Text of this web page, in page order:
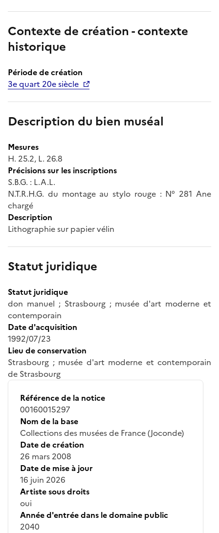
Contexte de création - contexte
historique
Période de création
3e quart 20e siècle
Description du bien muséal
Mesures
H. 25.2, L. 26.8
Précisions sur les inscriptions
S.B.G. : L.A.L.
N.T.R.H.G. du montage au stylo rouge : N° 281 Ane
chargé
Description
Lithographie sur papier vélin
Statut juridique
Statut juridique
don manuel ; Strasbourg ; musée d'art moderne et
contemporain
Date d'acquisition
1992/07/23
Lieu de conservation
Strasbourg ; musée d'art moderne et contemporain
de Strasbourg
Référence de la notice
00160015297
Nom de la base
Collections des musées de France (Joconde)
Date de création
26 mars 2008
Date de mise à jour
16 juin 2026
Artiste sous droits
oui
Année d'entrée dans le domaine public
2040